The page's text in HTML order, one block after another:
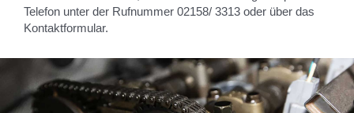
Telefon unter der Rufnummer 02158/ 3313 oder über das
Kontaktformular.